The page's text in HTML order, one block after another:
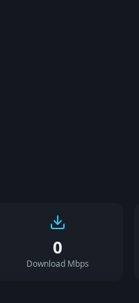
0
Download Mbps